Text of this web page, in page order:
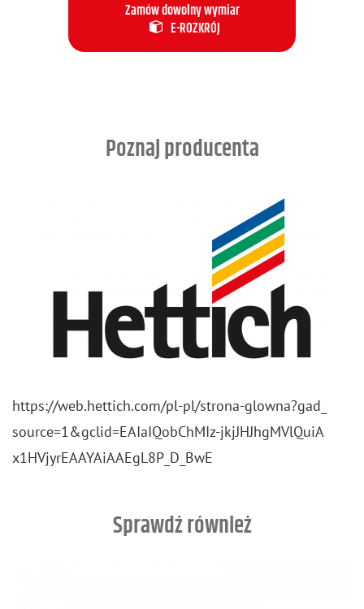
Zamów dowolny wymiar
E-ROZKRÓJ
Poznaj producenta
https://​web.​hettich.​com/​pl-​pl/​strona-​glowna?​gad_​
source=1&​gcl​id=EAI​aIQo​bChM​Iz-​jkj​JHJh​gMVl​QuiA​
x1HV​jyrE​AAYA​iAAE​gL8P​_​D_​BwE
Sprawdź również